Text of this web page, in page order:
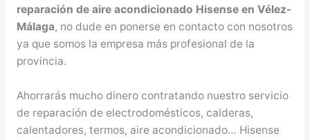
reparación de aire acondicionado Hisense en Vélez-
Málaga, no dude en ponerse en contacto con nosotros
ya que somos la empresa más profesional de la
provincia.
Ahorrarás mucho dinero contratando nuestro servicio
de reparación de electrodomésticos, calderas,
calentadores, termos, aire acondicionado… Hisense